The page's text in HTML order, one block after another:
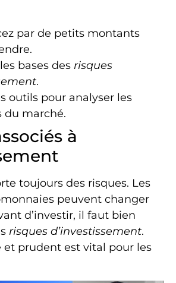
par de petits montants
bases des risques
.
outils pour analyser les
du marché.
à
toujours des risques. Les
peuvent changer
d’investir, il faut bien
risques d’investissement.
et prudent est vital pour les